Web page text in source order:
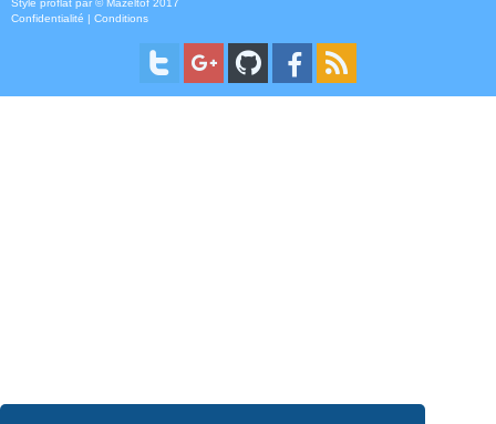
Style proflat par ©Mazeltof 2017
Confidentialité | Conditions